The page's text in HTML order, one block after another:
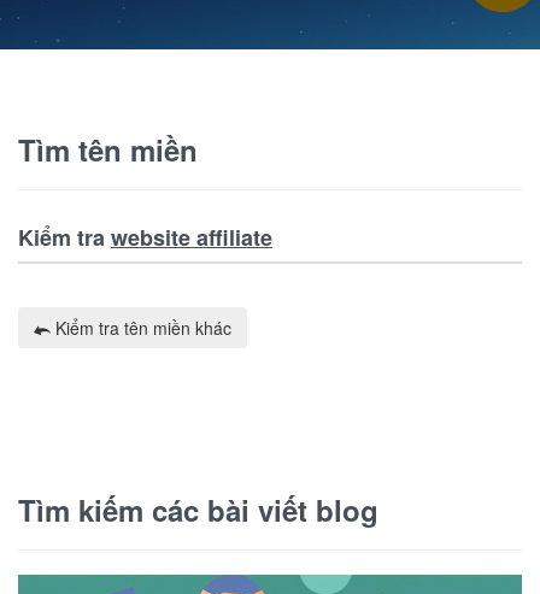
Tìm tên miền
Kiểm trawebsite affiliate
Kiểm tra tên miền khác
Tìm kiếm các bài viết blog